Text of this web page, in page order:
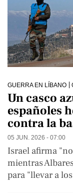
GUERRA EN LÍBANO
Un casco
españoles
contra la
05 JUN. 2026 - 07:00
Israel afirma
mientras
para "llevar a